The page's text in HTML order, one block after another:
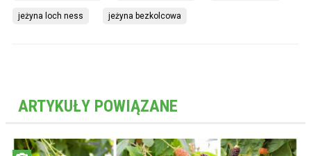
jeżyna loch ness jeżyna bezkolcowa
ARTYKUŁY POWIĄZANE